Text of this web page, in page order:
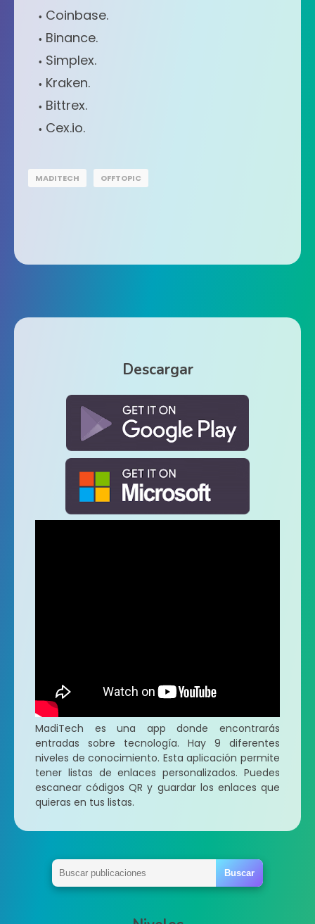
Coinbase.
Binance.
Simplex.
Kraken.
Bittrex.
Cex.io.
MADITECH OFFTOPIC
Descargar
MadiTech es una app donde encontrarás
entradas sobre tecnología. Hay 9 diferentes
niveles de conocimiento. Esta aplicación permite
tener listas de enlaces personalizados. Puedes
escanear códigos QR y guardar los enlaces que
quieras en tus listas.